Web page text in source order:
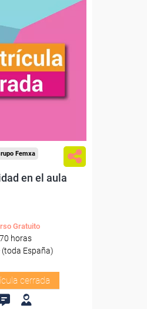
Femxa
en el aula
Gratuito
70 horas
(toda España)
cerrada